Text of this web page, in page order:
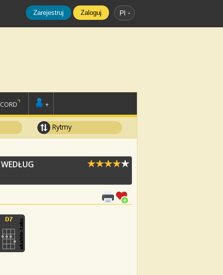
Zarejestruj Zaloguj Pl
+
Rytmy